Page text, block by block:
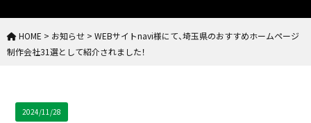
HOME > お知らせ > WEBサイトnavi様にて、埼玉県のおすすめホームページ
制作会社31選として紹介されました！
2024/11/28